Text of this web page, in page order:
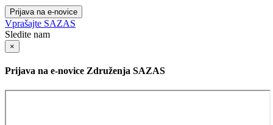
Prijava na e-novice
Vprašajte SAZAS
Sledite nam
×
Prijava na e-novice Združenja SAZAS